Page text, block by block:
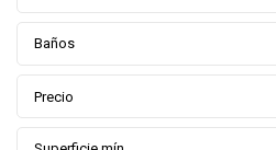
Baños
Precio